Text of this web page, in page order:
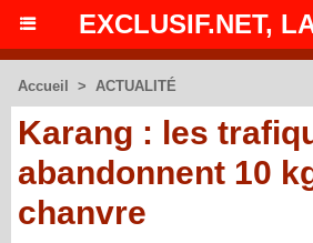
EXCLUSIF.NET,
Accueil > ACTUALITÉ
Karang : les
abandonnent 10
chanvre